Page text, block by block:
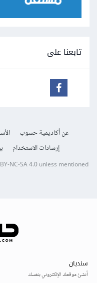
تابعنا على
عن أكاديمية حسوب
إرشادات الاستخدام
BY-NC-SA 4.0unless mentioned